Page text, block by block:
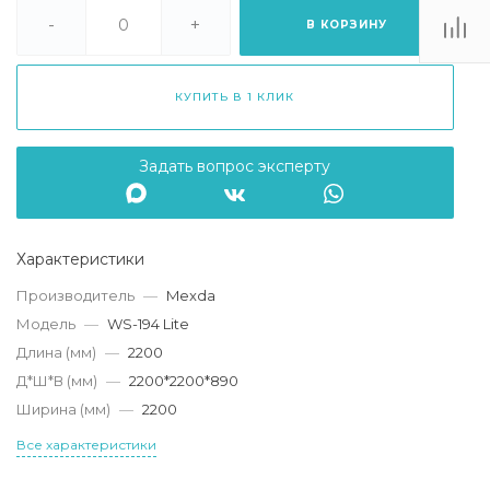
- + В КОРЗИНУ
КУПИТЬ В 1 КЛИК
Задать вопрос эксперту
Характеристики
Производитель — Mexda
Модель — WS-194 Lite
Длина (мм) — 2200
Д*Ш*В (мм) — 2200*2200*890
Ширина (мм) — 2200
Все характеристики